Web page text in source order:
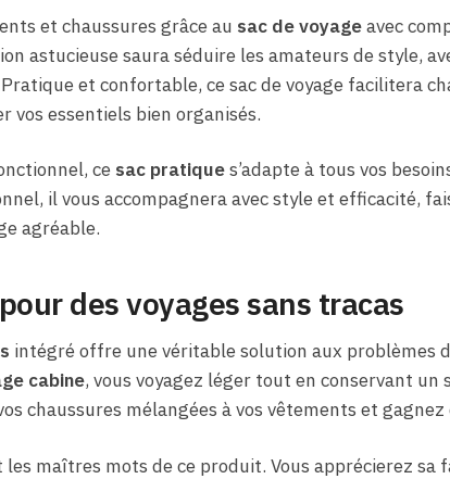
et chaussures grâce au sac de voyageavec
astucieuse saura séduire les amateurs de style,
et confortable, ce sac de voyage facilitera
vos essentiels bien organisés.
ce sac pratiques’adapte à tous vos
il vous accompagnera avec style et efficacité,
agréable.
des voyages sans tracas
intégré offre une véritable solution aux problèmes
cabine, vous voyagez léger tout en conservant un
chaussures mélangées à vos vêtements et
maîtres mots de ce produit. Vous apprécierez sa